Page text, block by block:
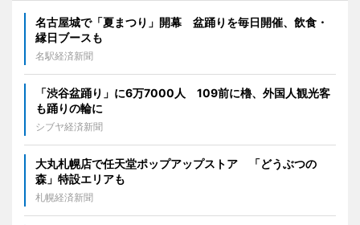
名古屋城で「夏まつり」開幕 盆踊りを毎日開催、飲食・
縁日ブースも
名駅経済新聞
「渋谷盆踊り」に6万7000人 109前に櫓、外国人観光客
も踊りの輪に
シブヤ経済新聞
大丸札幌店で任天堂ポップアップストア 「どうぶつの
森」特設エリアも
札幌経済新聞